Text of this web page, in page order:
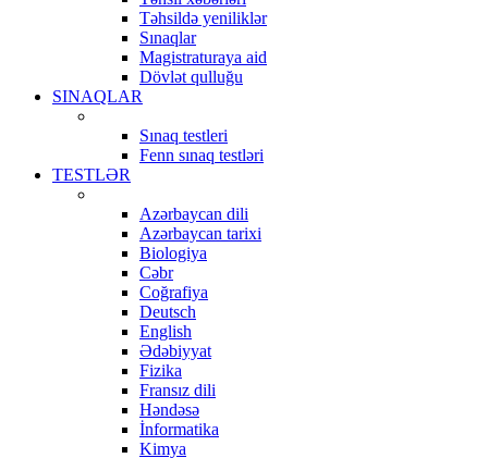
Təhsildə yeniliklər
Sınaqlar
Magistraturaya aid
Dövlət qulluğu
SINAQLAR
Sınaq testleri
Fenn sınaq testləri
TESTLƏR
Azərbaycan dili
Azərbaycan tarixi
Biologiya
Cəbr
Coğrafiya
Deutsch
English
Ədəbiyyat
Fizika
Fransız dili
Həndəsə
İnformatika
Kimya